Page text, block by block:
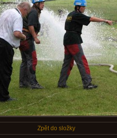
Zpět do složky